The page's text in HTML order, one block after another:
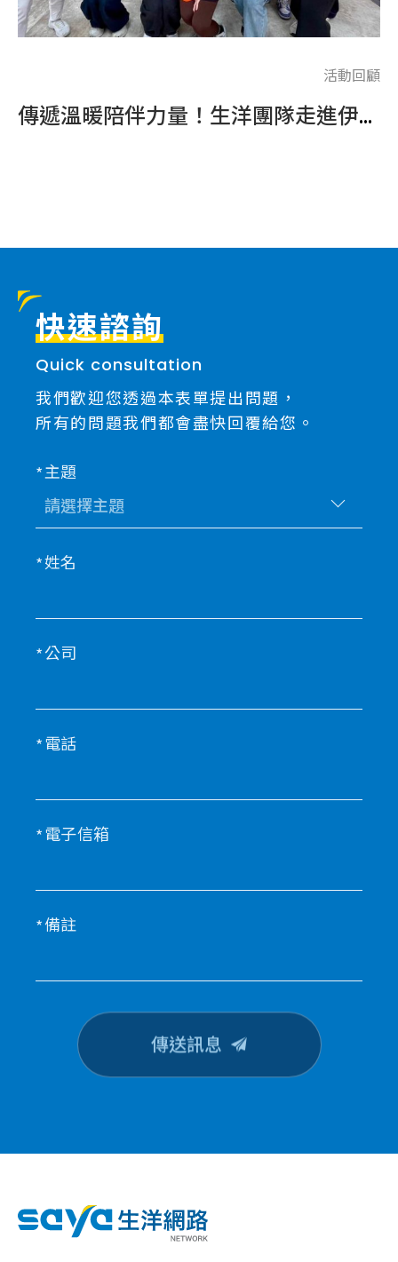
活動回顧
傳遞溫暖陪伴力量！生洋團隊走進伊甸基金會，攜手身障朋友們挑戰體適能運動
快速諮詢
Quick consultation
我們歡迎您透過本表單提出問題，
所有的問題我們都會盡快回覆給您。
主題
姓名
公司
電話
電子信箱
備註
傳送訊息